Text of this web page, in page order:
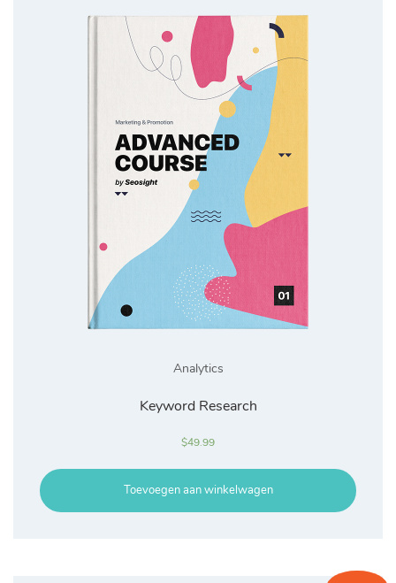
Analytics
Keyword Research
$49.99
Toevoegen aan winkelwagen